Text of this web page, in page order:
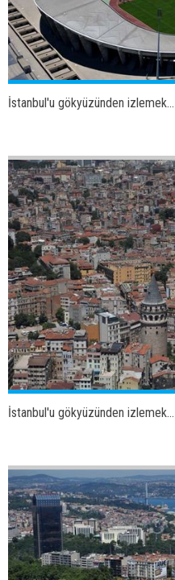
İstanbul'u gökyüzünden izlemek...
İstanbul'u gökyüzünden izlemek...